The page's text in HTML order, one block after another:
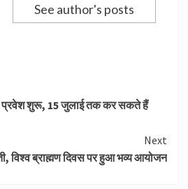
See author's posts
प्रवेश शुरू, 15 जुलाई तक कर सकते हैं
Next
विश्व ब्राह्मण दिवस पर हुआ भव्य आयोजन